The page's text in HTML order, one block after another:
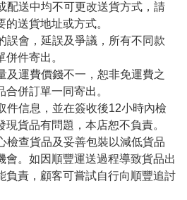
送中均不可更改送貨方式，請
送貨地址或方式。
會，延誤及爭議，所有不同款
件寄出。
運費價錢不一，恕非免運費之
併訂單一同寄出。
信息，並在簽收後12小時內檢
貨品有問題，本店恕不負責。
查貨品及妥善包裝以減低貨品
會。如因順豐運送過程導致貨品出
負責，顧客可嘗試自行向順豐追討